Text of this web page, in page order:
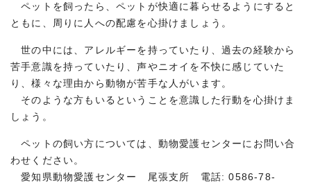
ペットを飼ったら、ペットが快適に暮らせるようにすると
ともに、周りに人への配慮を心掛けましょう。
世の中には、アレルギーを持っていたり、過去の経験から
苦手意識を持っていたり、声やニオイを不快に感じていた
り、様々な理由から動物が苦手な人がいます。
そのような方もいるということを意識した行動を心掛けま
しょう。
ペットの飼い方については、動物愛護センターにお問い合
わせください。
愛知県動物愛護センター 尾張支所 電話: 0586-78-